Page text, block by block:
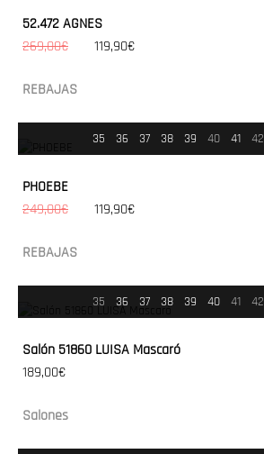
52.472 AGNES
269,00€
119,90€
REBAJAS
35 36 37 38 39 40 41 42
PHOEBE
249,00€
119,90€
REBAJAS
35 36 37 38 39 40 41 42
Salón 51860 LUISA Mascaró
189,00€
Salones